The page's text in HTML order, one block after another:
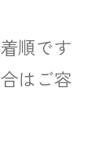
順です
はご容